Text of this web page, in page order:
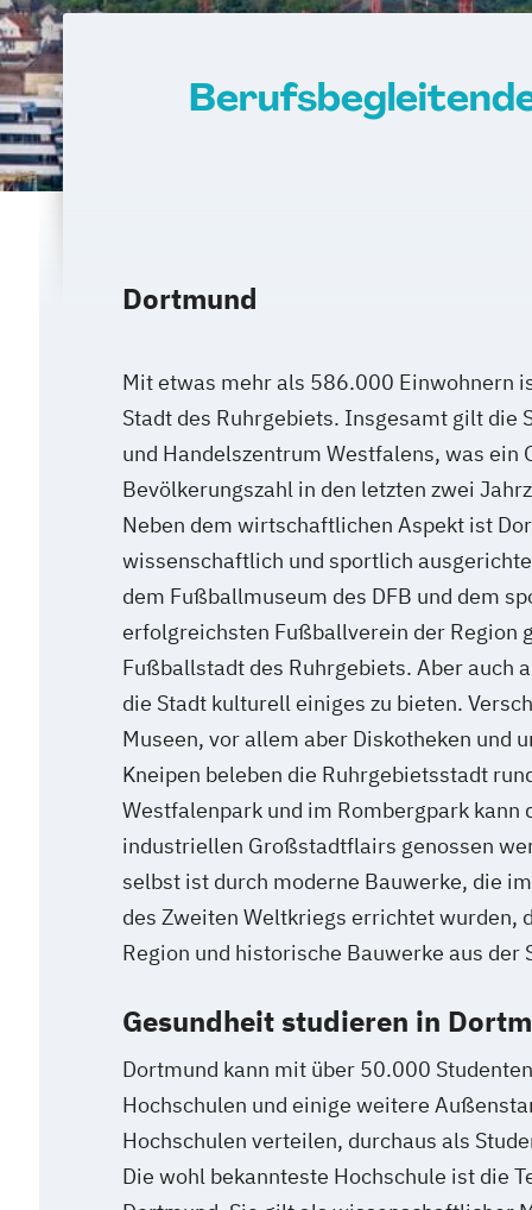
Dortmund
Mit etwas mehr als 586.000 Einwohnern
Stadt des Ruhrgebiets. Insgesamt gilt die
und Handelszentrum Westfalens, was ein
Bevölkerungszahl in den letzten zwei
Neben dem wirtschaftlichen Aspekt ist
wissenschaftlich und sportlich
dem Fußballmuseum des DFB und dem
erfolgreichsten Fußballverein der Region
Fußballstadt des Ruhrgebiets. Aber auch
die Stadt kulturell einiges zu bieten.
Museen, vor allem aber Diskotheken und
Kneipen beleben die Ruhrgebietsstadt
Westfalenpark und im Rombergpark kann
industriellen Großstadtflairs genossen
selbst ist durch moderne Bauwerke, die
des Zweiten Weltkriegs errichtet wurden,
Region und historische Bauwerke aus der
Gesundheit studieren in
Dortmund kann mit über 50.000
Hochschulen und einige weitere
Hochschulen verteilen, durchaus als
Die wohl bekannteste Hochschule ist die